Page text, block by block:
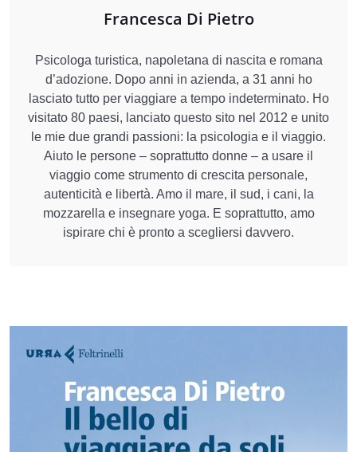
Francesca Di Pietro
Psicologa turistica, napoletana di nascita e romana
d’adozione. Dopo anni in azienda, a 31 anni ho
lasciato tutto per viaggiare a tempo indeterminato. Ho
visitato 80 paesi, lanciato questo sito nel 2012 e unito
le mie due grandi passioni: la psicologia e il viaggio.
Aiuto le persone – soprattutto donne – a usare il
viaggio come strumento di crescita personale,
autenticità e libertà. Amo il mare, il sud, i cani, la
mozzarella e insegnare yoga. E soprattutto, amo
ispirare chi è pronto a scegliersi davvero.